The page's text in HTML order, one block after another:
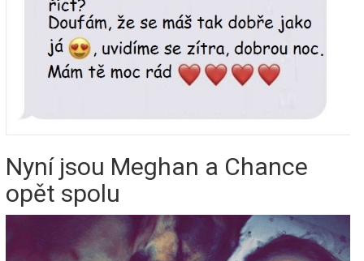
Nyní jsou Meghan a Chance
opět spolu